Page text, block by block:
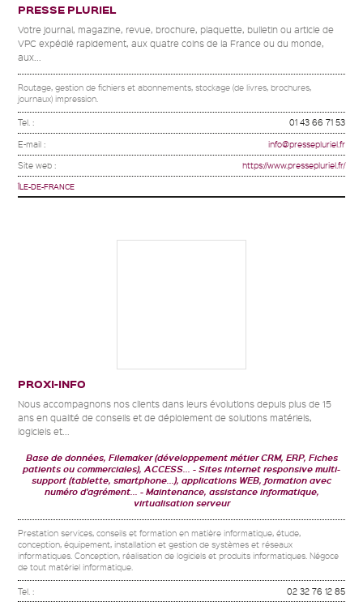
PRESSE PLURIEL
Votre journal, magazine, revue, brochure, plaquette, bulletin ou article de
VPC expédié rapidement, aux quatre coins de la France ou du monde,
aux...
Routage, gestion de fichiers et abonnements, stockage (de livres, brochures,
journaux) impression.
Tel. : 01 43 66 71 53
E-mail : info@pressepluriel.fr
Site web : https://www.pressepluriel.fr/
ÎLE-DE-FRANCE
PROXI-INFO
Nous accompagnons nos clients dans leurs évolutions depuis plus de 15
ans en qualité de conseils et de déploiement de solutions matériels,
logiciels et...
Base de données, Filemaker (développement métier CRM, ERP, Fiches
patients ou commerciales), ACCESS...
Sites internet responsive multi-
support (tablette, smartphone...), applications WEB, formation avec
numéro d'agrément...
Maintenance, assistance informatique,
virtualisation serveur
Prestation services, conseils et formation en matière informatique, étude,
conception, équipement, installation et gestion de systèmes et réseaux
informatiques. Conception, réalisation de logiciels et produits informatiques. Négoce
de tout matériel informatique.
Tel. : 02 32 76 12 85